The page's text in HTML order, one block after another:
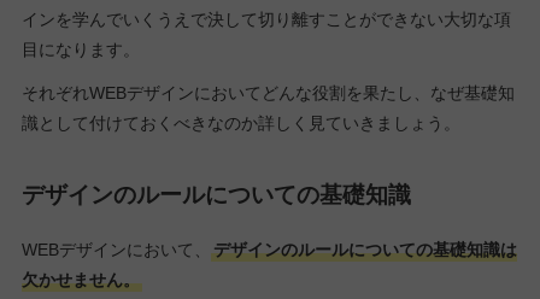
インを学んでいくうえで決して切り離すことができない大切な項
目になります。
それぞれWEBデザインにおいてどんな役割を果たし、なぜ基礎知
識として付けておくべきなのか詳しく見ていきましょう。
デザインのルールについての基礎知識
WEBデザインにおいて、
デザインのルールについての基礎知識は
欠かせません。